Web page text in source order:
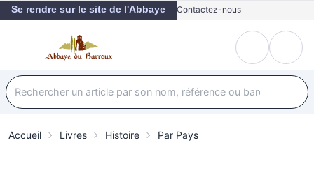
Se rendre sur le site de l'Abbaye Contactez-nous
Accueil Livres Histoire Par Pays